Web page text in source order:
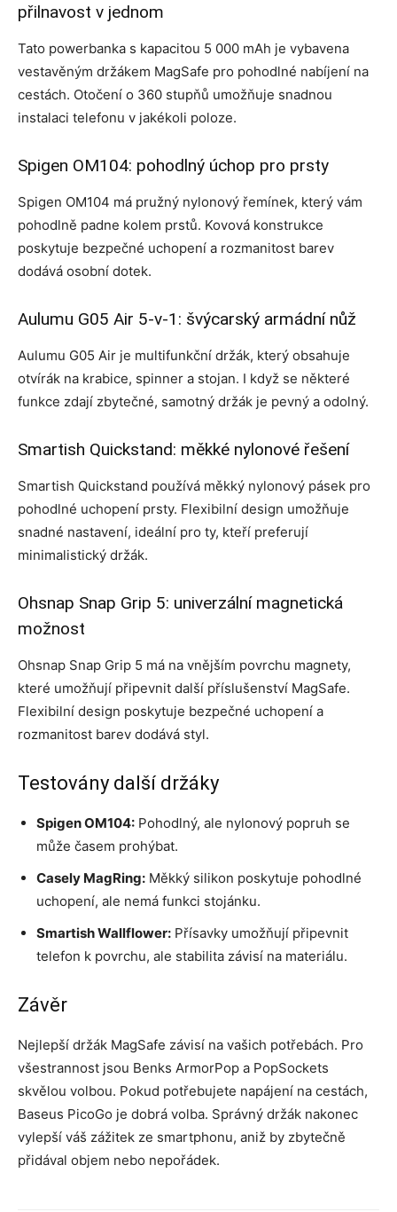
přilnavost v jednom
Tato powerbanka s kapacitou 5 000 mAh je vybavena
vestavěným držákem MagSafe pro pohodlné nabíjení na
cestách. Otočení o 360 stupňů umožňuje snadnou
instalaci telefonu v jakékoli poloze.
Spigen OM104: pohodlný úchop pro prsty
Spigen OM104 má pružný nylonový řemínek, který vám
pohodlně padne kolem prstů. Kovová konstrukce
poskytuje bezpečné uchopení a rozmanitost barev
dodává osobní dotek.
Aulumu G05 Air 5-v-1: švýcarský armádní nůž
Aulumu G05 Air je multifunkční držák, který obsahuje
otvírák na krabice, spinner a stojan. I když se některé
funkce zdají zbytečné, samotný držák je pevný a odolný.
Smartish Quickstand: měkké nylonové řešení
Smartish Quickstand používá měkký nylonový pásek pro
pohodlné uchopení prsty. Flexibilní design umožňuje
snadné nastavení, ideální pro ty, kteří preferují
minimalistický držák.
Ohsnap Snap Grip 5: univerzální magnetická
možnost
Ohsnap Snap Grip 5 má na vnějším povrchu magnety,
které umožňují připevnit další příslušenství MagSafe.
Flexibilní design poskytuje bezpečné uchopení a
rozmanitost barev dodává styl.
Testovány další držáky
Spigen OM104: Pohodlný, ale nylonový popruh se
může časem prohýbat.
Casely MagRing: Měkký silikon poskytuje pohodlné
uchopení, ale nemá funkci stojánku.
Smartish Wallflower: Přísavky umožňují připevnit
telefon k povrchu, ale stabilita závisí na materiálu.
Závěr
Nejlepší držák MagSafe závisí na vašich potřebách. Pro
všestrannost jsou Benks ArmorPop a PopSockets
skvělou volbou. Pokud potřebujete napájení na cestách,
Baseus PicoGo je dobrá volba. Správný držák nakonec
vylepší váš zážitek ze smartphonu, aniž by zbytečně
přidával objem nebo nepořádek.